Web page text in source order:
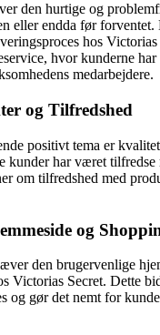
den hurtige og
eller endda før forventet.
hos
hvor kunderne
medarbejdere.
og Tilfredshed
positivt tema er
kunder har været tilfredse
om tilfredshed med
og
den brugervenlige
Victorias Secret. Dette
og gør det nemt for